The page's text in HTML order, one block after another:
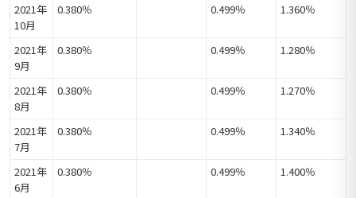
2021年
10月
0.380％ 0.499％ 1.360％
2021年
9月
0.380％ 0.499％ 1.280％
2021年
8月
0.380％ 0.499％ 1.270％
2021年
7月
0.380％ 0.499％ 1.340％
2021年
6月
0.380％ 0.499％ 1.400％